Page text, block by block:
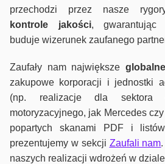
przechodzi przez nasze
kontrole jakości, gwarantując
buduje wizerunek zaufanego
Zaufały nam największe
zakupowe korporacji i jednostki
(np. realizacje dla sektora
motoryzacyjnego, jak Mercedes
popartych skanami PDF i
prezentujemy w sekcji Zaufali nam
naszych realizacji wdrożeń w dziale